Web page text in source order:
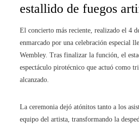
estallido de fuegos
El concierto más reciente, realizado el 4
enmarcado por una celebración especial
Wembley. Tras finalizar la función, el
espectáculo pirotécnico que actuó como
alcanzado.
La ceremonia dejó atónitos tanto a los
equipo del artista, transformando la